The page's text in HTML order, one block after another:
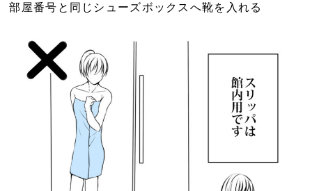
部屋番号と同じシューズボックスへ靴を入れる